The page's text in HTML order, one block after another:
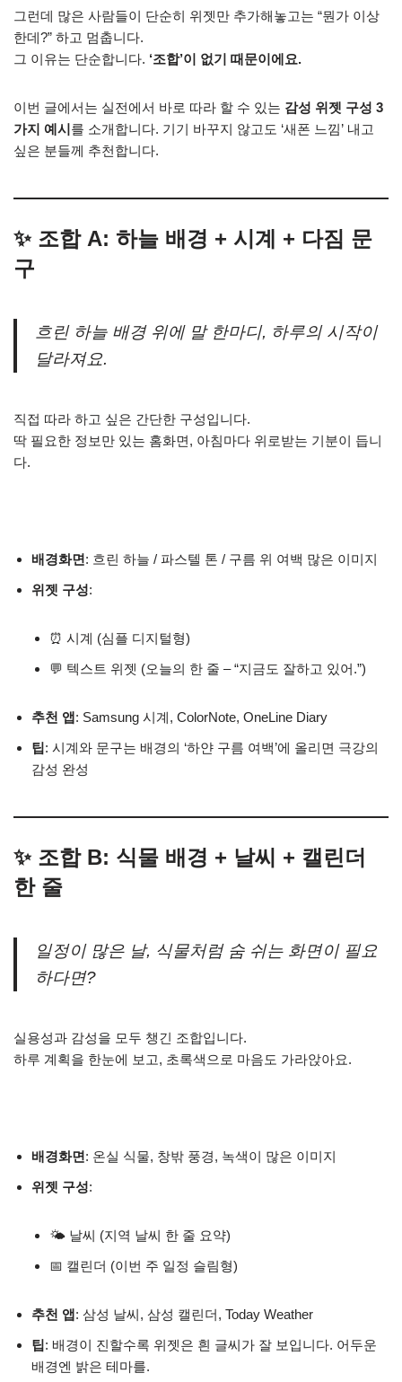
그런데 많은 사람들이 단순히 위젯만 추가해놓고는 “뭔가 이상
한데?” 하고 멈춥니다.
그 이유는 단순합니다. ‘조합’이 없기 때문이에요.
이번 글에서는 실전에서 바로 따라 할 수 있는 감성 위젯 구성 3
가지 예시를 소개합니다. 기기 바꾸지 않고도 ‘새폰 느낌’ 내고
싶은 분들께 추천합니다.
✨ 조합 A: 하늘 배경 + 시계 + 다짐 문
구
흐린 하늘 배경 위에 말 한마디, 하루의 시작이
달라져요.
직접 따라 하고 싶은 간단한 구성입니다.
딱 필요한 정보만 있는 홈화면, 아침마다 위로받는 기분이 듭니
다.
배경화면: 흐린 하늘 / 파스텔 톤 / 구름 위 여백 많은 이미지
위젯 구성:
⏰ 시계 (심플 디지털형)
💬 텍스트 위젯 (오늘의 한 줄 – “지금도 잘하고 있어.”)
추천 앱: Samsung 시계, ColorNote, OneLine Diary
팁: 시계와 문구는 배경의 ‘하얀 구름 여백’에 올리면 극강의
감성 완성
✨ 조합 B: 식물 배경 + 날씨 + 캘린더
한 줄
일정이 많은 날, 식물처럼 숨 쉬는 화면이 필요
하다면?
실용성과 감성을 모두 챙긴 조합입니다.
하루 계획을 한눈에 보고, 초록색으로 마음도 가라앉아요.
배경화면: 온실 식물, 창밖 풍경, 녹색이 많은 이미지
위젯 구성:
🌤 날씨 (지역 날씨 한 줄 요약)
📅 캘린더 (이번 주 일정 슬림형)
추천 앱: 삼성 날씨, 삼성 캘린더, Today Weather
팁: 배경이 진할수록 위젯은 흰 글씨가 잘 보입니다. 어두운
배경엔 밝은 테마를.